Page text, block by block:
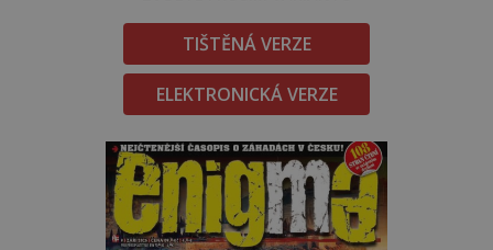
TIŠTĚNÁ VERZE
ELEKTRONICKÁ VERZE